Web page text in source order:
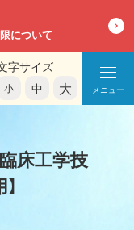
について
字サイズ
小 中 大 メニュー
床工学技